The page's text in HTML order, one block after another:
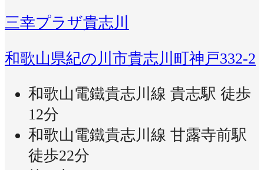
三幸プラザ貴志川
和歌山県紀の川市貴志川町神戸332-2
和歌山電鐵貴志川線 貴志駅 徒歩
12分
和歌山電鐵貴志川線 甘露寺前駅
徒歩22分